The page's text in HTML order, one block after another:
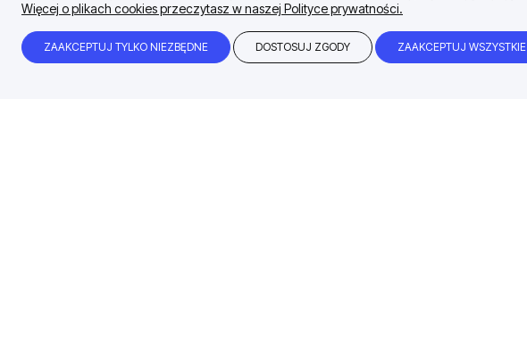
Więcej o plikach cookies przeczytasz w naszej Polityce prywatności.
ZAAKCEPTUJ TYLKO NIEZBĘDNE DOSTOSUJ ZGODY ZAAKCEPTUJ WSZYSTKIE